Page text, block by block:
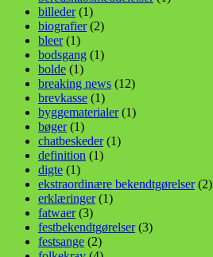
billeder(1)
biografier(2)
bleer(1)
bodsgang (1)
bolde (1)
breaking news (12)
brevkasse (1)
byggematerialer(1)
bøger(1)
chatbeskeder(1)
definition (1)
digte (1)
ekstraordinære bekendtgørelser(2)
erklæringer(1)
fatwaer(3)
festbekendtgørelser(3)
festsange (2)